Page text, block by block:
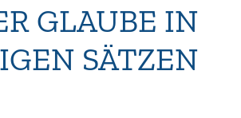
GLAUBE IN
SÄTZEN